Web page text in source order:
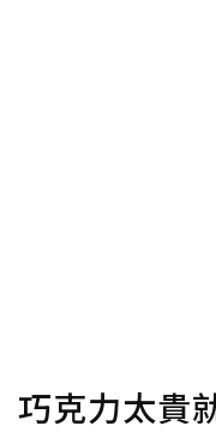
巧克力太貴